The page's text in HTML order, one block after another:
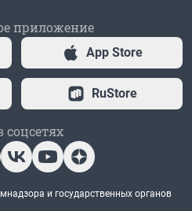
приложение
App Store
RuStore
и государственных органов